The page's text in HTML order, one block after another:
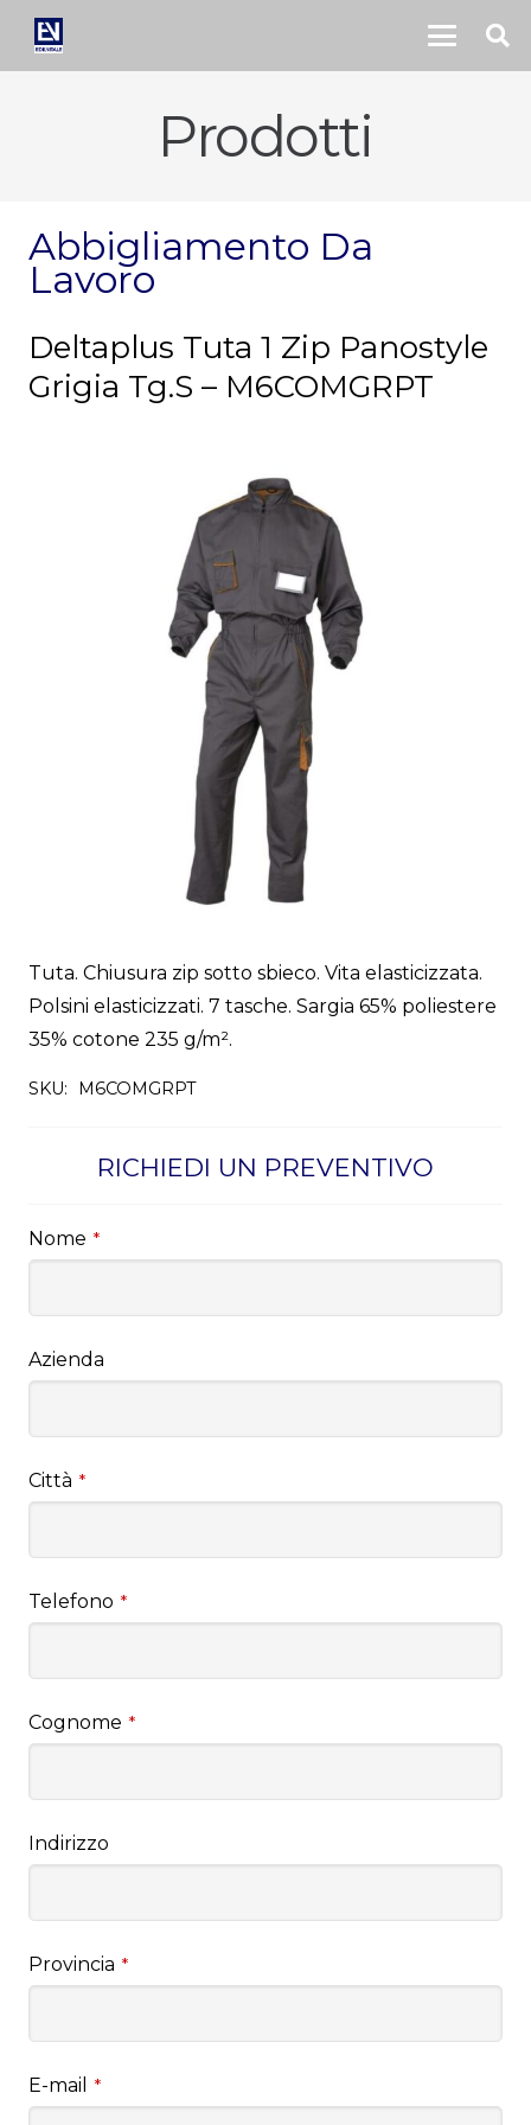
Prodotti
Abbigliamento Da
Lavoro
Deltaplus Tuta 1 Zip Panostyle
Grigia Tg.S – M6COMGRPT
Tuta. Chiusura zip sotto sbieco. Vita elasticizzata.
Polsini elasticizzati. 7 tasche. Sargia 65% poliestere
35% cotone 235 g/m².
SKU: M6COMGRPT
RICHIEDI UN PREVENTIVO
Nome *
Azienda
Città *
Telefono *
Cognome *
Indirizzo
Provincia *
E-mail *